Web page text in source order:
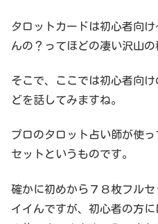
タロットカードは初心者向
んの？ってほどの凄い沢山の
そこで、ここでは初心者向
どを話してみますね。
プロのタロット占い師が使
セットというものです。
確かに初めから７８枚フル
イイんですが、初心者の方